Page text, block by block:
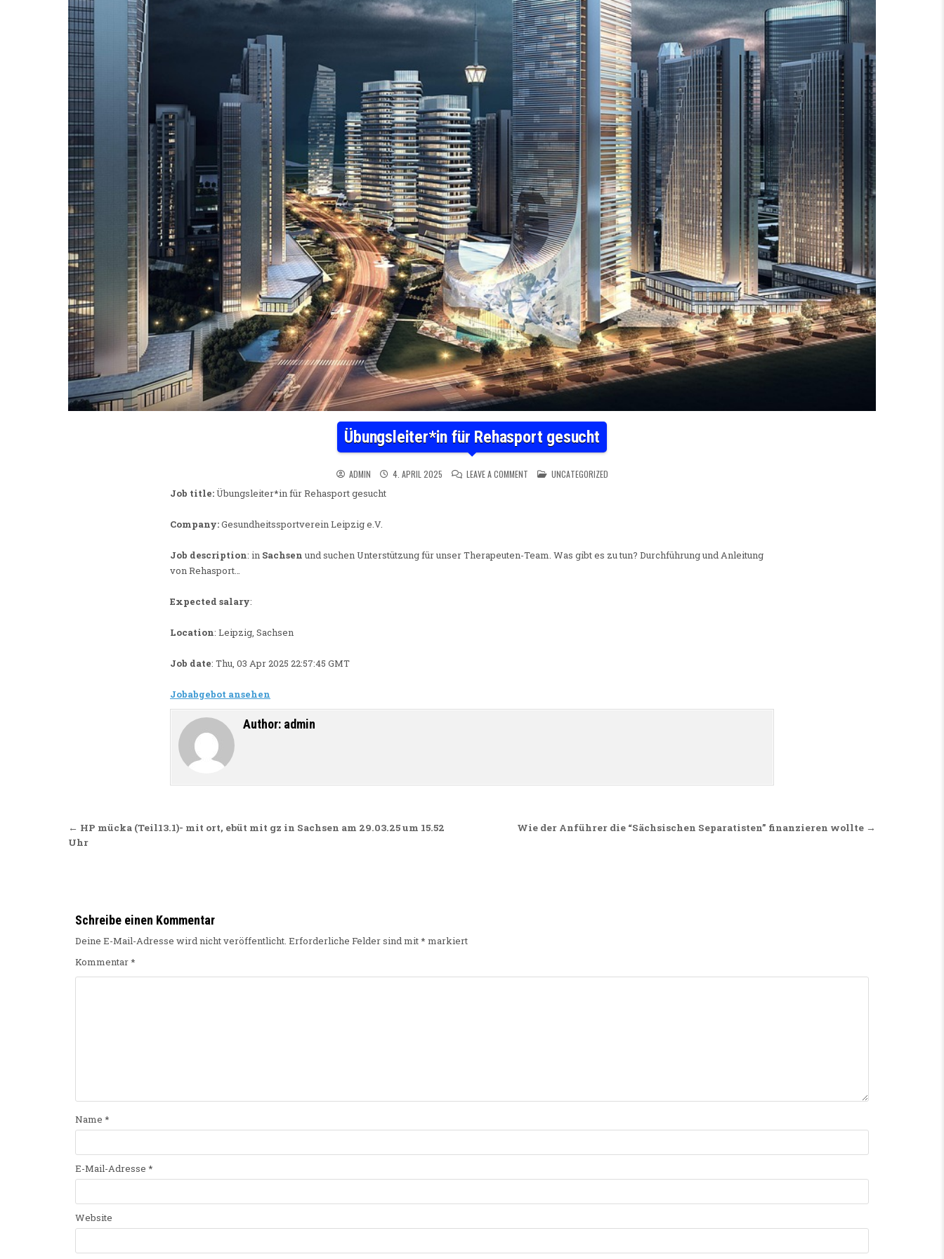
Übungsleiter*in für Rehasport gesucht
ADMIN 4. APRIL 2025 LEAVE A COMMENTON ÜBUNGSLEITER*IN FÜR REHASPORT GESUCHT
POSTED IN
UNCATEGORIZED
Job title:Übungsleiter*in für Rehasport gesucht
Company:Gesundheitssportverein Leipzig e.V.
Job description: in Sachsen und suchen Unterstützung für unser Therapeuten-Team. Was gibt es zu tun? Durchführung und Anleitung
von Rehasport…
Expected salary:
Location: Leipzig, Sachsen
Job date: Thu, 03 Apr 2025 22:57:45 GMT
Jobabgebot ansehen
Author: admin
Beitragsnavigation Wie der Anführer die “Sächsischen Separatisten” finanzieren wollte →
← HP mücka (Teil13.1)- mit ort, ebüt mit gz in Sachsen am 29.03.25 um 15.52
Uhr
Schreibe einen Kommentar
Deine E-Mail-Adresse wird nicht veröffentlicht. Erforderliche Felder sind mit* markiert
Kommentar*
Name *
E-Mail-Adresse *
Website